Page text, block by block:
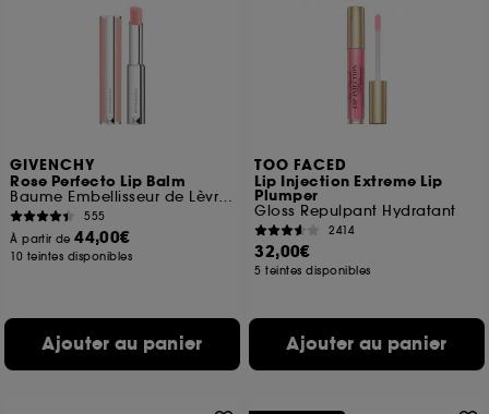
GIVENCHY
Rose Perfecto Lip Balm
Baume Embellisseur de Lèvres Hydratation 24H
555
À partir de44,00€
10 teintes disponibles
Ajouter au panier
TOO FACED
Lip Injection Extreme Lip
Plumper
Gloss Repulpant Hydratant
2414
32,00€
5 teintes disponibles
Ajouter au panier